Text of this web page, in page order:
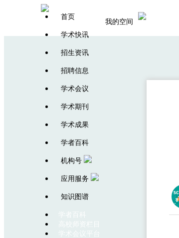
首页
学术快讯
招生资讯
招聘信息
学术会议
学术期刊
学术成果
学者百科
机构号
应用服务
知识图谱
学者百科
高校师资栏目
学术会议平台
我的空间